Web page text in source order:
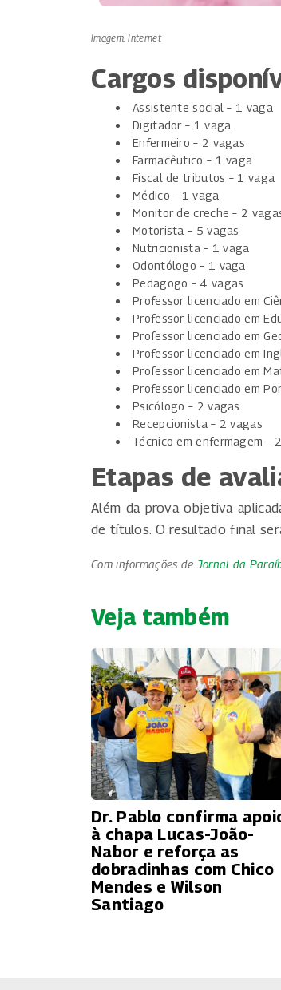
Imagem: Internet
Cargos
Assistente social – 1 vaga
Digitador – 1 vaga
Enfermeiro – 2 vagas
Farmacêutico – 1 vaga
Fiscal de tributos – 1 vaga
Médico – 1 vaga
Monitor de creche – 2
Motorista – 5 vagas
Nutricionista – 1 vaga
Odontólogo – 1 vaga
Pedagogo – 4 vagas
Professor licenciado em
Professor licenciado em
Professor licenciado em
Professor licenciado em
Professor licenciado em
Professor licenciado em
Psicólogo – 2 vagas
Recepcionista – 2 vagas
Técnico em enfermagem –
Etapas de
Além da prova objetiva
de títulos. O resultado final
Com informações de Jornal da
Veja também
Dr. Pablo confirma
à chapa Lucas-João-
Nabor e reforça as
dobradinhas com Chico
Mendes e Wilson
Santiago